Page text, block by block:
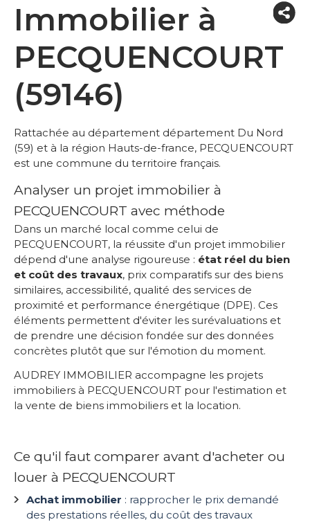
Immobilier à
PECQUENCOURT
(59146)
Rattachée au département département Du Nord
(59) et à la région Hauts-de-france, PECQUENCOURT
est une commune du territoire français.
Analyser un projet immobilier à
PECQUENCOURT avec méthode
Dans un marché local comme celui de
PECQUENCOURT, la réussite d'un projet immobilier
dépend d'une analyse rigoureuse : état réel du bien
et coût des travaux, prix comparatifs sur des biens
similaires, accessibilité, qualité des services de
proximité et performance énergétique (DPE). Ces
éléments permettent d'éviter les surévaluations et
de prendre une décision fondée sur des données
concrètes plutôt que sur l'émotion du moment.
AUDREY IMMOBILIER accompagne les projets
immobiliers à PECQUENCOURT pour l'estimation et
la vente de biens immobiliers et la location.
Ce qu'il faut comparer avant d'acheter ou
louer à PECQUENCOURT
Achat immobilier : rapprocher le prix demandé
des prestations réelles, du coût des travaux